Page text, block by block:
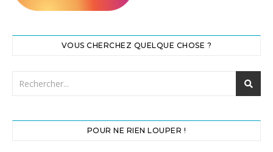
VOUS CHERCHEZ QUELQUE CHOSE ?
POUR NE RIEN LOUPER !